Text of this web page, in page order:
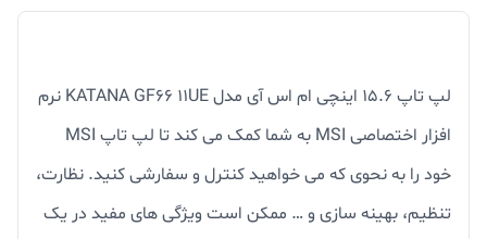
لپ تاپ 15.6 اینچی ام اس آی مدل KATANA GF66 11UE نرم
افزار اختصاصی MSI به شما کمک می کند تا لپ تاپ MSI
خود را به نحوی که می خواهید کنترل و سفارشی کنید. نظارت،
تنظیم، بهینه سازی و … ممکن است ویژگی های مفید در یک